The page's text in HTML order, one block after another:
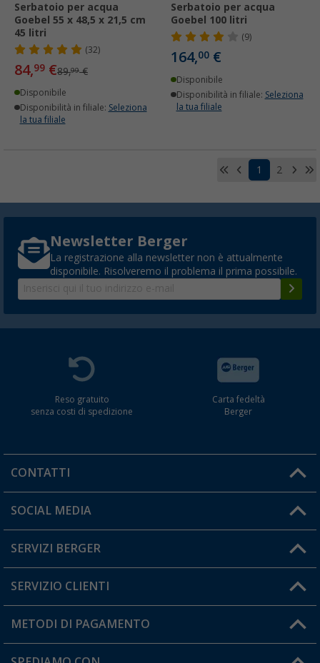
Serbatoio per acqua
Goebel 55 x 48,5 x 21,5 cm
45 litri
(32)
84,99 €89,99€
Disponibile
Disponibilità in filiale: Seleziona
la tua filiale
Serbatoio per acqua
Goebel 100 litri
(9)
164,00 €
Disponibile
Disponibilità in filiale: Seleziona
la tua filiale
1 2
Newsletter Berger
La registrazione alla newsletter non è attualmente
disponibile. Risolveremo il problema il prima possibile.
Reso gratuito
senza costi di spedizione
Carta fedeltà
Berger
CONTATTI
Orari di apertura del servizio:
Hai una domanda?
SOCIAL MEDIA
SERVIZI BERGER
Diventare rivenditori
Il mio Account
SERVIZIO CLIENTI
Informazioni sulla spedizione
Resi
METODI DI PAGAMENTO